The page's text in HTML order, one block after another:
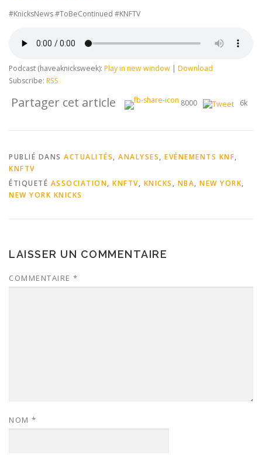
#KnicksNews #ToBeContinued #KNFTV
Podcast (haveaknicksweek): Play in new window | Download
Subscribe: RSS
Partager cet article 8000 6k
PUBLIÉ DANS ACTUALITÉS, ANALYSES, EVÉNEMENTS KNF,
KNFTV
ÉTIQUETÉ ASSOCIATION, KNFTV, KNICKS , NBA, NEW YORK,
NEW YORK KNICKS
LAISSER UN COMMENTAIRE
COMMENTAIRE *
NOM *